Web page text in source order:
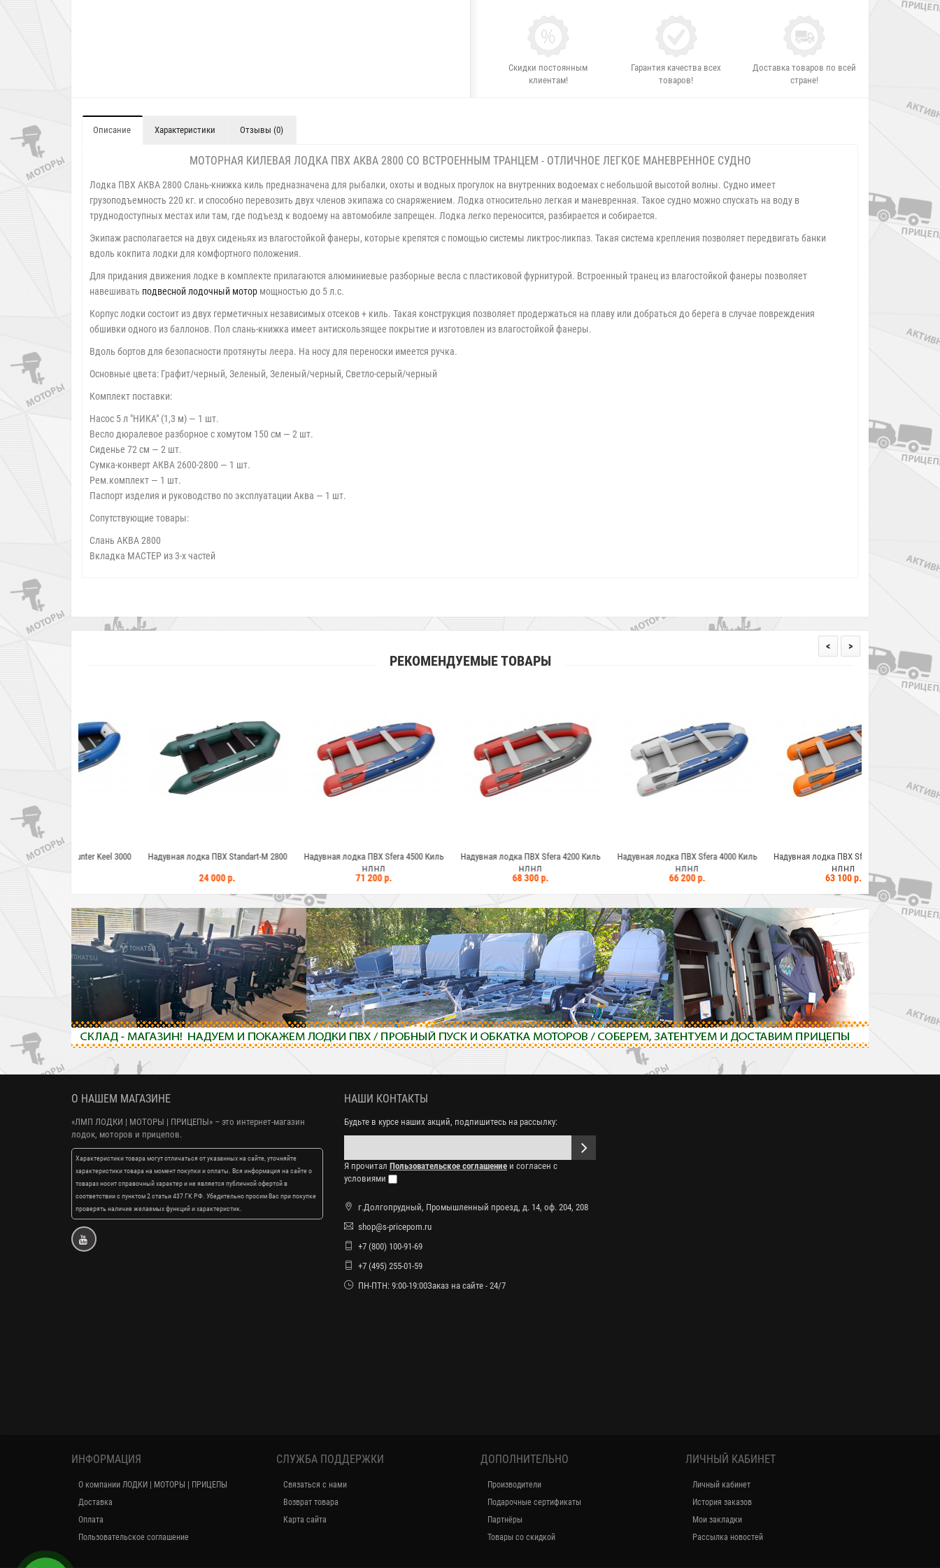
Скидки постоянным
клиентам!
Гарантия качества всех
товаров!
Доставка товаров по всей
стране!
Описание Характеристики Отзывы (0)
МОТОРНАЯ КИЛЕВАЯ ЛОДКА ПВХ АКВА 2800 СО ВСТРОЕННЫМ ТРАНЦЕМ - ОТЛИЧНОЕ ЛЕГКОЕ МАНЕВРЕННОЕ СУДНО
Лодка ПВХ АКВА 2800 Слань-книжка киль предназначена для рыбалки, охоты и водных прогулок на внутренних водоемах с небольшой высотой волны. Судно имеет
грузоподъемность 220 кг. и способно перевозить двух членов экипажа со снаряжением. Лодка относительно легкая и маневренная. Такое судно можно спускать на воду в
труднодоступных местах или там, где подъезд к водоему на автомобиле запрещен. Лодка легко переносится, разбирается и собирается.
Экипаж располагается на двух сиденьях из влагостойкой фанеры, которые крепятся с помощью системы ликтрос-ликпаз. Такая система крепления позволяет передвигать банки
вдоль кокпита лодки для комфортного положения.
Для придания движения лодке в комплекте прилагаются алюминиевые разборные весла с пластиковой фурнитурой. Встроенный транец из влагостойкой фанеры позволяет
навешивать подвесной лодочный мотор мощностью до 5 л.с.
Корпус лодки состоит из двух герметичных независимых отсеков + киль. Такая конструкция позволяет продержаться на плаву или добраться до берега в случае повреждения
обшивки одного из баллонов. Пол слань-книжка имеет антискользящее покрытие и изготовлен из влагостойкой фанеры.
Вдоль бортов для безопасности протянуты леера. На носу для переноски имеется ручка.
Основные цвета: Графит/черный, Зеленый, Зеленый/черный, Светло-серый/черный
Комплект поставки:
Насос 5 л "НИКА" (1,3 м) — 1 шт.
Весло дюралевое разборное с хомутом 150 см — 2 шт.
Сиденье 72 см — 2 шт.
Сумка-конверт AКВА 2600-2800 — 1 шт.
Рем.комплект — 1 шт.
Паспорт изделия и руководство по эксплуатации Аква — 1 шт.
Сопутствующие товары:
Слань АКВА 2800
Вкладка МАСТЕР из 3-х частей
РЕКОМЕНДУЕМЫЕ ТОВАРЫ
Hunter Keel 3000 Надувная лодка ПВХ Standart-M 2800
Надувная лодка ПВХ Sfera 4500 Киль
Надувная лодка ПВХ Sfera 4200 Киль
Надувная лодка ПВХ Sfera 4000 Киль
Надувная лодка ПВХ Sfera 3800 Киль
< >
О НАШЕМ МАГАЗИНЕ
«ЛМП ЛОДКИ | МОТОРЫ | ПРИЦЕПЫ» – это интернет-магазин
лодок, моторов и прицепов.
Характеристики товара могут отличаться от указанных на сайте, уточняйте
характеристики товара на момент покупки и оплаты. Вся информация на сайте о
товарах носит справочный характер и не является публичной офертой в
соответствии с пунктом 2 статьи 437 ГК РФ. Убедительно просим Вас при покупке
проверять наличие желаемых функций и характеристик.
НАШИ КОНТАКТЫ
Будьте в курсе наших акций, подпишитесь на рассылку:
Я прочитал Пользовательское соглашение и согласен с
условиями
г.Долгопрудный, Промышленный проезд, д. 14, оф. 204, 208
shop@s-pricepom.ru
+7 (800) 100-91-69
+7 (495) 255-01-59
ПН-ПТН: 9:00-19:00Заказ на сайте - 24/7
ИНФОРМАЦИЯ
О компании ЛОДКИ | МОТОРЫ | ПРИЦЕПЫ
Доставка
Оплата
Пользовательское соглашение
СЛУЖБА ПОДДЕРЖКИ
Связаться с нами
Возврат товара
Карта сайта
ДОПОЛНИТЕЛЬНО
Производители
Подарочные сертификаты
Партнёры
Товары со скидкой
ЛИЧНЫЙ КАБИНЕТ
Личный кабинет
История заказов
Мои закладки
Рассылка новостей